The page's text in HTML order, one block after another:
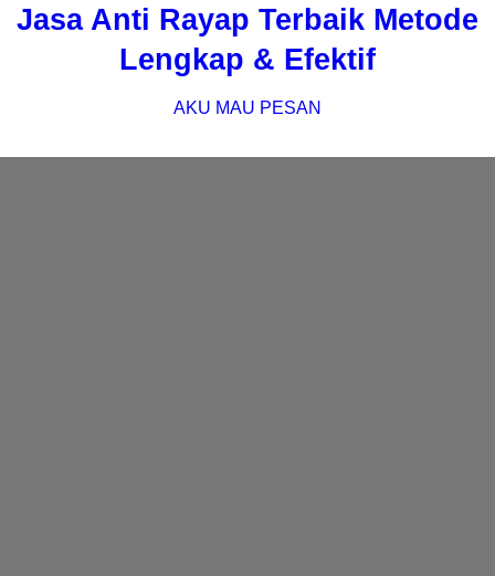
Jasa Anti Rayap Terbaik Metode
Lengkap & Efektif
AKU MAU PESAN